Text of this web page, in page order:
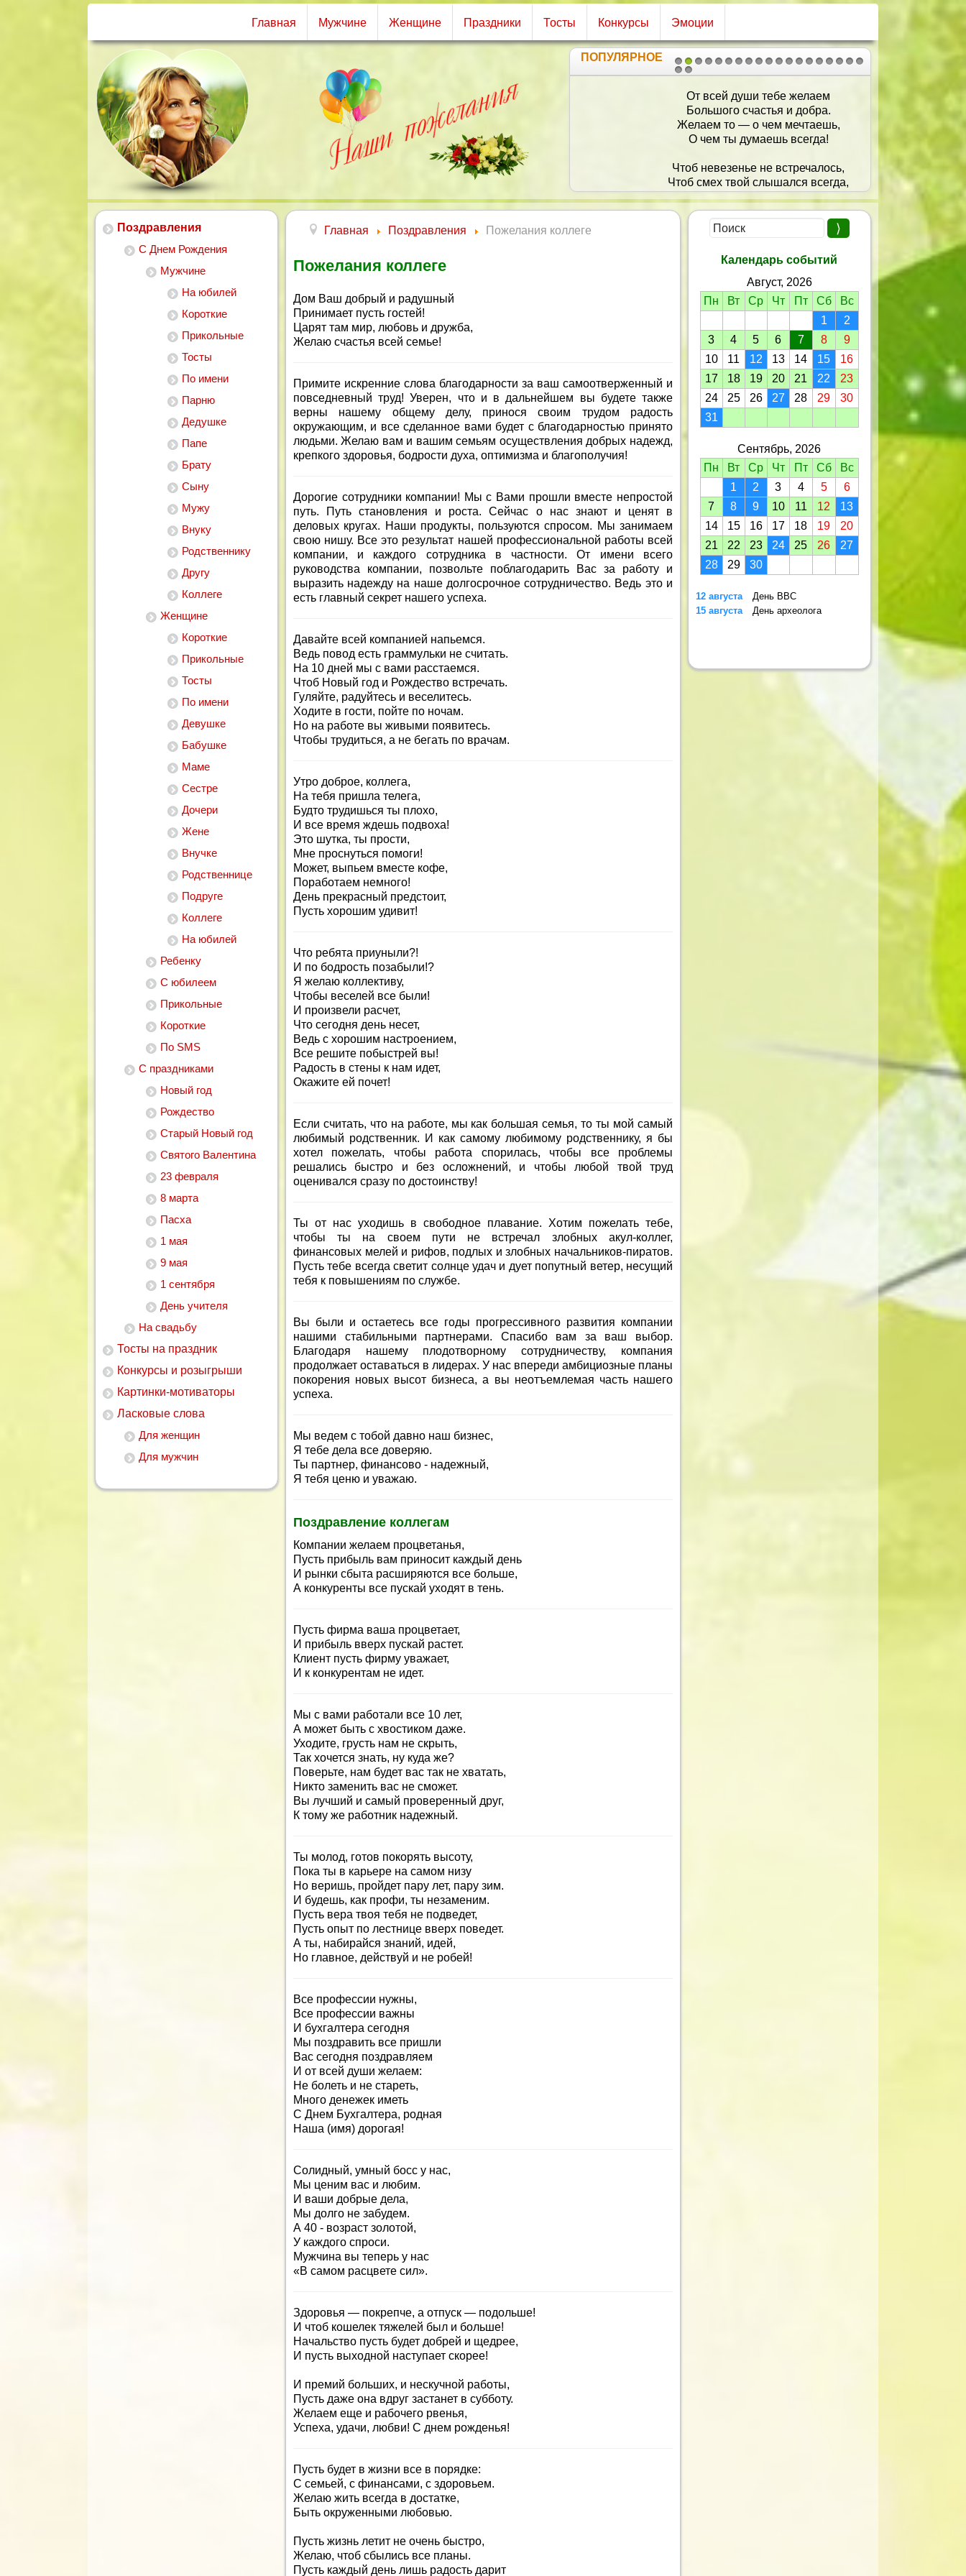
Главная Мужчине Женщине Праздники Тосты Конкурсы Эмоции
1 2
2021
ПОПУЛЯРНОЕ
От всей души тебе желаем
Большого счастья и добра.
Желаем то — о чем мечтаешь,
О чем ты думаешь всегда!
Чтоб невезенье не встречалось,
Чтоб смех твой слышался всегда,
Искрилась радость озорная,
Среди улыбок, солнца и тепла!
Поздравления
С Днем Рождения
Мужчине
На юбилей
Короткие
Прикольные
Тосты
По имени
Парню
Дедушке
Папе
Брату
Сыну
Мужу
Внуку
Родственнику
Другу
Коллеге
Женщине
Короткие
Прикольные
Тосты
По имени
Девушке
Бабушке
Маме
Сестре
Дочери
Жене
Внучке
Родственнице
Подруге
Коллеге
На юбилей
Ребенку
С юбилеем
Прикольные
Короткие
По SMS
С праздниками
Новый год
Рождество
Старый Новый год
Святого Валентина
23 февраля
8 марта
Пасха
1 мая
9 мая
1 сентября
День учителя
На свадьбу
Тосты на праздник
Конкурсы и розыгрыши
Картинки-мотиваторы
Ласковые слова
Для женщин
Для мужчин
Главная Поздравления Пожелания коллеге
Пожелания коллеге
Дом Ваш добрый и радушный
Принимает пусть гостей!
Царят там мир, любовь и дружба,
Желаю счастья всей семье!
Примите искренние слова благодарности за ваш самоотверженный и
повседневный труд! Уверен, что и в дальнейшем вы будете также
верны нашему общему делу, принося своим трудом радость
окружающим, и все сделанное вами будет с благодарностью принято
людьми. Желаю вам и вашим семьям осуществления добрых надежд,
крепкого здоровья, бодрости духа, оптимизма и благополучия!
Дорогие сотрудники компании! Мы с Вами прошли вместе непростой
путь. Путь становления и роста. Сейчас о нас знают и ценят в
деловых кругах. Наши продукты, пользуются спросом. Мы занимаем
свою нишу. Все это результат нашей профессиональной работы всей
компании, и каждого сотрудника в частности. От имени всего
руководства компании, позвольте поблагодарить Вас за работу и
выразить надежду на наше долгосрочное сотрудничество. Ведь это и
есть главный секрет нашего успеха.
Давайте всей компанией напьемся.
Ведь повод есть граммульки не считать.
На 10 дней мы с вами расстаемся.
Чтоб Новый год и Рождество встречать.
Гуляйте, радуйтесь и веселитесь.
Ходите в гости, пойте по ночам.
Но на работе вы живыми появитесь.
Чтобы трудиться, а не бегать по врачам.
Утро доброе, коллега,
На тебя пришла телега,
Будто трудишься ты плохо,
И все время ждешь подвоха!
Это шутка, ты прости,
Мне проснуться помоги!
Может, выпьем вместе кофе,
Поработаем немного!
День прекрасный предстоит,
Пусть хорошим удивит!
Что ребята приуныли?!
И по бодрость позабыли!?
Я желаю коллективу,
Чтобы веселей все были!
И произвели расчет,
Что сегодня день несет,
Ведь с хорошим настроением,
Все решите побыстрей вы!
Радость в стены к нам идет,
Окажите ей почет!
Если считать, что на работе, мы как большая семья, то ты мой самый
любимый родственник. И как самому любимому родственнику, я бы
хотел пожелать, чтобы работа спорилась, чтобы все проблемы
решались быстро и без осложнений, и чтобы любой твой труд
оценивался сразу по достоинству!
Ты от нас уходишь в свободное плавание. Хотим пожелать тебе,
чтобы ты на своем пути не встречал злобных акул-коллег,
финансовых мелей и рифов, подлых и злобных начальников-пиратов.
Пусть тебе всегда светит солнце удач и дует попутный ветер, несущий
тебя к повышениям по службе.
Вы были и остаетесь все годы прогрессивного развития компании
нашими стабильными партнерами. Спасибо вам за ваш выбор.
Благодаря нашему плодотворному сотрудничеству, компания
продолжает оставаться в лидерах. У нас впереди амбициозные планы
покорения новых высот бизнеса, а вы неотъемлемая чаcть нашего
успеха.
Мы ведем с тобой давно наш бизнес,
Я тебе дела все доверяю.
Ты партнер, финансово - надежный,
Я тебя ценю и уважаю.
Поздравление коллегам
Компании желаем процветанья,
Пусть прибыль вам приносит каждый день
И рынки сбыта расширяются все больше,
А конкуренты все пускай уходят в тень.
Пусть фирма ваша процветает,
И прибыль вверх пускай растет.
Клиент пусть фирму уважает,
И к конкурентам не идет.
Мы с вами работали все 10 лет,
А может быть с хвостиком даже.
Уходите, грусть нам не скрыть,
Так хочется знать, ну куда же?
Поверьте, нам будет вас так не хватать,
Никто заменить вас не сможет.
Вы лучший и самый проверенный друг,
К тому же работник надежный.
Ты молод, готов покорять высоту,
Пока ты в карьере на самом низу
Но веришь, пройдет пару лет, пару зим.
И будешь, как профи, ты незаменим.
Пусть вера твоя тебя не подведет,
Пусть опыт по лестнице вверх поведет.
А ты, набирайся знаний, идей,
Но главное, действуй и не робей!
Все профессии нужны,
Все профессии важны
И бухгалтера сегодня
Мы поздравить все пришли
Вас сегодня поздравляем
И от всей души желаем:
Не болеть и не стареть,
Много денежек иметь
С Днем Бухгалтера, родная
Наша (имя) дорогая!
Солидный, умный босс у нас,
Мы ценим вас и любим.
И ваши добрые дела,
Мы долго не забудем.
А 40 - возраст золотой,
У каждого спроси.
Мужчина вы теперь у нас
«В самом расцвете сил».
Здоровья — покрепче, а отпуск — подольше!
И чтоб кошелек тяжелей был и больше!
Начальство пусть будет добрей и щедрее,
И пусть выходной наступает скорее!
И премий больших, и нескучной работы,
Пусть даже она вдруг застанет в субботу.
Желаем еще и рабочего рвенья,
Успеха, удачи, любви! С днем рожденья!
Пусть будет в жизни все в порядке:
С семьей, с финансами, с здоровьем.
Желаю жить всегда в достатке,
Быть окруженными любовью.
Пусть жизнь летит не очень быстро,
Желаю, чтоб сбылись все планы.
Пусть каждый день лишь радость дарит
Календарь событий
Август, 2026
Пн
Вт Ср Чт Пт Сб
Вс
1
2
3
4 5 6 7 8
9
10
11 12 13 14 15
16
17
18 19 20 21 22
23
24
25 26 27 28 29
30
31
Сентябрь, 2026
Пн
Вт Ср Чт Пт Сб
Вс
1
2 3 4 5
6
7
8 9 10 11 12
13
14
15 16 17 18 19
20
21
22 23 24 25 26
27
28
29 30
12 августа
День ВВС
15 августа
День археолога